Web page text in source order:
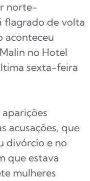
norte-
flagrado de volta
aconteceu
no Hotel
sexta-feira
acusações, que
divórcio e no
que estava
mulheres